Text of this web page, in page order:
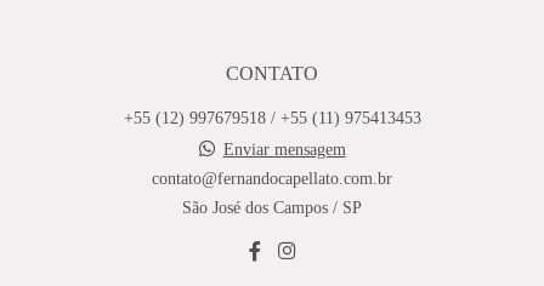
CONTATO
+55 (12) 997679518 / +55 (11) 975413453
Enviar mensagem
contato@fernandocapellato.com.br
São José dos Campos / SP